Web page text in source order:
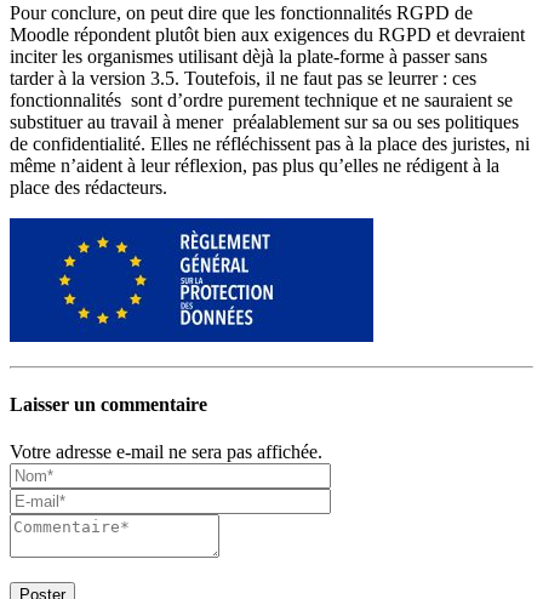
Pour conclure, on peut dire que les fonctionnalités RGPD de
Moodle répondent plutôt bien aux exigences du RGPD et devraient
inciter les organismes utilisant dèjà la plate-forme à passer sans
tarder à la version 3.5. Toutefois, il ne faut pas se leurrer : ces
fonctionnalités sont d’ordre purement technique et ne sauraient se
substituer au travail à mener préalablement sur sa ou ses politiques
de confidentialité. Elles ne réfléchissent pas à la place des juristes, ni
même n’aident à leur réflexion, pas plus qu’elles ne rédigent à la
place des rédacteurs.
Laisser un commentaire
Votre adresse e-mail ne sera pas affichée.